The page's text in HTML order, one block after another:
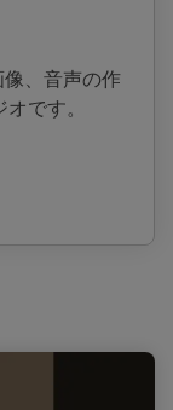
、音声の作
です。